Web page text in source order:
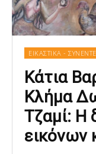
ΕΙΚΑΣΤΙΚΑ -
Κάτια
Κλήμα
Τζαμί: Η
εικόνων